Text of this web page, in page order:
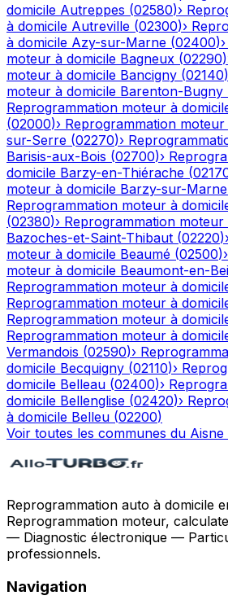
domicile Autreppes (02580)›
à domicile Autreville (02300)›
à domicile Azy-sur-Marne (02400)›
moteur à domicile Bagneux (02290)
moteur à domicile Bancigny (02140)
moteur à domicile Barenton-Bugny
Reprogrammation moteur à
(02000)› Reprogrammation moteur
sur-Serre (02270)›
Barisis-aux-Bois (02700)›
domicile Barzy-en-Thiérache (
moteur à domicile Barzy-sur-Marne
Reprogrammation moteur à
(02380)› Reprogrammation moteur
Bazoches-et-Saint-Thibaut (02220)›
moteur à domicile Beaumé (02500)›
moteur à domicile Beaumont-en-
Reprogrammation moteur à
Reprogrammation moteur à
Reprogrammation moteur à
Reprogrammation moteur à
Vermandois (02590)›
domicile Becquigny (02110)›
domicile Belleau (02400)›
domicile Bellenglise (02420)›
à domicile Belleu (02200)
Voir toutes les communes du Aisne
Reprogrammation auto à domicile
Reprogrammation moteur,
— Diagnostic électronique —
professionnels.
Navigation